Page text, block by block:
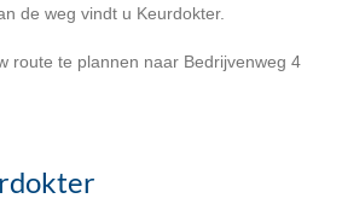
de weg vindt u Keurdokter.
route te plannen naar Bedrijvenweg 4